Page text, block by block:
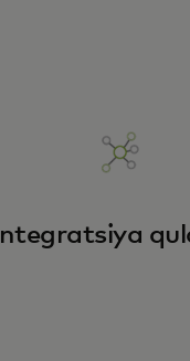
Integratsiya